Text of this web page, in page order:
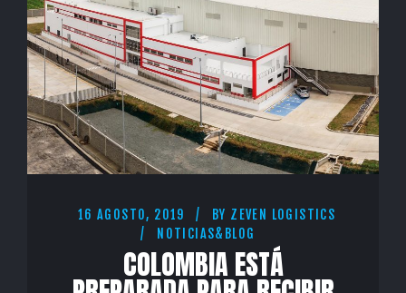
16 AGOSTO, 2019 BY ZEVEN LOGISTICS
NOTICIAS&BLOG
COLOMBIA ESTÁ